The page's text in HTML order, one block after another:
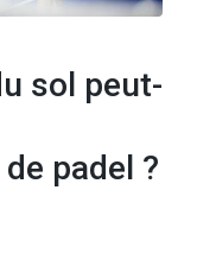
sol peut-
padel ?